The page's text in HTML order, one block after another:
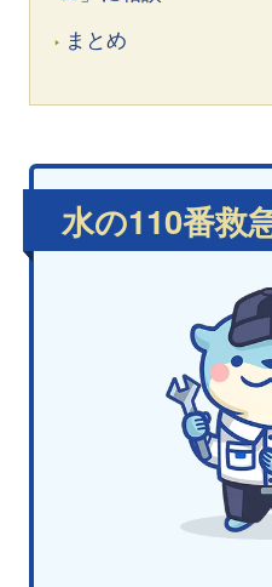
まとめ
水の110番救